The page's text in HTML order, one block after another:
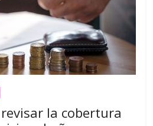
la cobertura